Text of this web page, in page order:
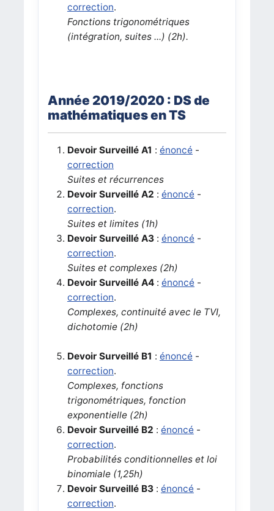
correction.
Fonctions trigonométriques
(intégration, suites ...) (2h).
Année 2019/2020 : DS de
mathématiques en TS
Devoir Surveillé A1 : énoncé -
correction
Suites et récurrences
Devoir Surveillé A2 : énoncé -
correction.
Suites et limites (1h)
Devoir Surveillé A3: énoncé -
correction.
Suites et complexes (2h)
Devoir Surveillé A4: énoncé -
correction.
Complexes, continuité avec le TVI,
dichotomie (2h)
Devoir Surveillé B1 : énoncé -
correction.
Complexes, fonctions
trigonométriques, fonction
exponentielle (2h)
Devoir Surveillé B2 : énoncé -
correction.
Probabilités conditionnelles et loi
binomiale (1,25h)
Devoir Surveillé B3: énoncé -
correction.